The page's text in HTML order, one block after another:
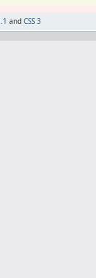
and CSS 3